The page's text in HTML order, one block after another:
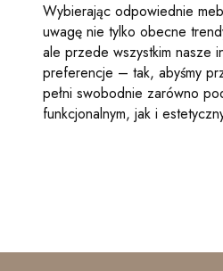
Wybierając odpowiednie
uwagę nie tylko obecne
ale przede wszystkim nasze
preferencje – tak, abyśmy
pełni swobodnie zarówno
funkcjonalnym, jak i